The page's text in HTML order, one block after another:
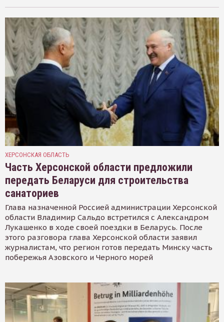
ХЕРСОНСКАЯ ОБЛАСТЬ
Часть Херсонской области предложили
передать Беларуси для строительства
санаториев
Глава назначенной Россией администрации Херсонской
области Владимир Сальдо встретился с Александром
Лукашенко в ходе своей поездки в Беларусь. После
этого разговора глава Херсонской области заявил
журналистам, что регион готов передать Минску часть
побережья Азовского и Черного морей